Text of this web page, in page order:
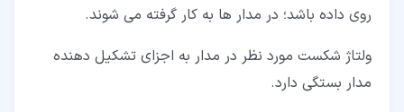
روی داده باشد؛ در مدار ها به کار گرفته می شوند.
ولتاژ شکست مورد نظر در مدار به اجزای تشکیل دهنده
مدار بستگی دارد.